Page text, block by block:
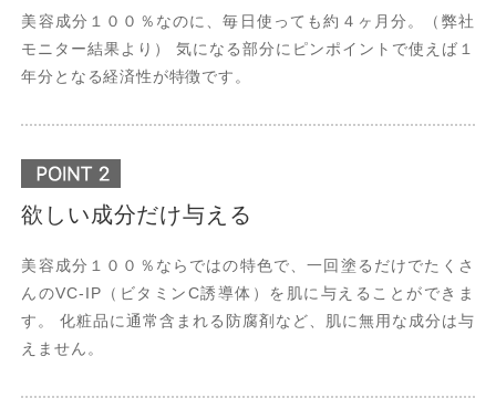
美容成分１００％なのに、毎日使っても約４ヶ月分。（弊社
モニター結果より） 気になる部分にピンポイントで使えば１
年分となる経済性が特徴です。
欲しい成分だけ与える
美容成分１００％ならではの特色で、一回塗るだけでたくさ
んのVC-IP（ビタミンC誘導体）を肌に与えることができま
す。 化粧品に通常含まれる防腐剤など、肌に無用な成分は与
えません。